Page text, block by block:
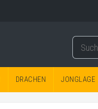
DRACHEN JONGLAGE